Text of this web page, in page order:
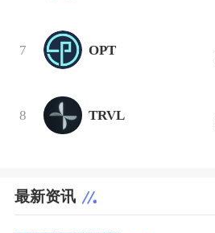
7 OPT
8 TRVL
最新资讯